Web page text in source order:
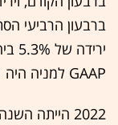
GAAP למניה היה 71 סנט - זהה לתחזיות האנליסטים.
2022 הייתה